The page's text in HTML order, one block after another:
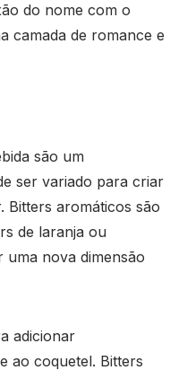
do nome com o
camada de romance e
são um
ser variado para criar
Bitters aromáticos são
de laranja ou
nova dimensão
adicionar
ao coquetel. Bitters